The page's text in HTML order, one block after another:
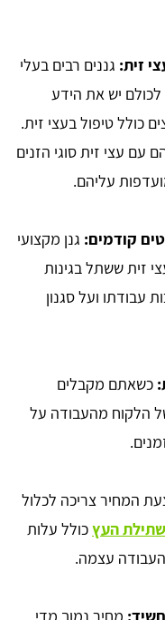
זית: גננים רבים בעלי
יש את הידע
כולל טיפול בעצי זית.
עם עצי זית סוגי הזנים
עליהם.
קודמים: גנן מקצועי
זית ששתל בגינות
עבודתו ועל סגנון
כשאתם מקבלים
הלקוח מהעבודה על
המחיר צריכה לכלול
העץכולל עלות
עצמה.